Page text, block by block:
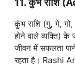
11. कुंभ राशि
कुंभ राशि (गु, गे,
होने वाले व्यक्ति) के
जीवन में सफलता
रहता है। Rashi